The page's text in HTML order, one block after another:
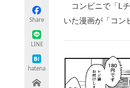
ちょっと気になる
Share
LINE
hatena
コンビニで「Lチ
いた漫画が「コン